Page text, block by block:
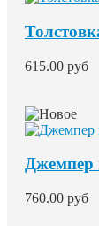
615.00 руб
Джемпер
760.00 руб